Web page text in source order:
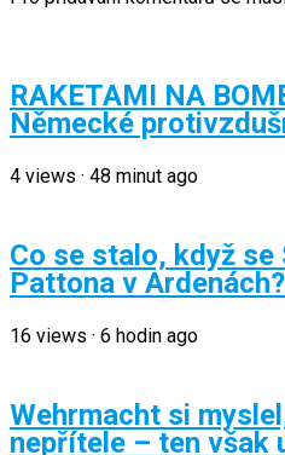
RAKETAMI NA
Německé
4 views · 48 minut ago
Co se stalo, když
Pattona v
16 views · 6 hodin ago
Wehrmacht si
nepřítele – ten však